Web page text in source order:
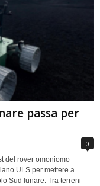
passa per
0
del rover omoniomo
ULS per mettere a
Sud lunare. Tra terreni